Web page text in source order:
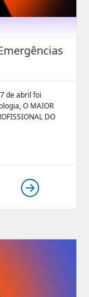
7 de abril foi
O MAIOR
DO